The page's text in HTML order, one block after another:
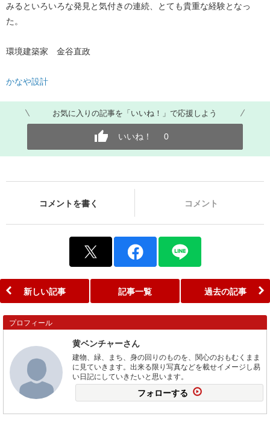
みるといろいろな発見と気付きの連続、とても貴重な経験となっ
た。
環境建築家 金谷直政
かなや設計
お気に入りの記事を「いいね！」で応援しよう
いいね！ 0
コメントを書く コメント
新しい記事 記事一覧 過去の記事
プロフィール
黄ベンチャーさん
建物、緑、まち、身の回りのものを、関心のおもむくまま
に見ていきます。出来る限り写真などを載せイメージし易
い日記にしていきたいと思います。
フォローする